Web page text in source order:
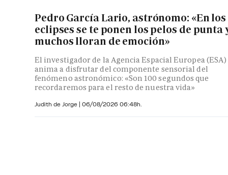
Pedro García Lario, astrónomo: «En los
eclipses se te ponen los pelos de punta
muchos lloran de emoción»
El investigador de la Agencia Espacial Europea (ESA)
anima a disfrutar del componente sensorial del
fenómeno astronómico: «Son 100 segundos que
recordaremos para el resto de nuestra vida»
Judith de Jorge | 06/08/2026 06:48h.